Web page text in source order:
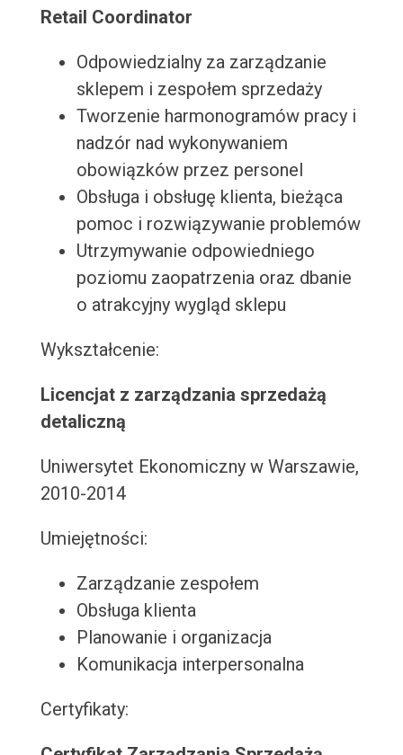
Retail Coordinator
Odpowiedzialny za zarządzanie
sklepem i zespołem sprzedaży
Tworzenie harmonogramów pracy i
nadzór nad wykonywaniem
obowiązków przez personel
Obsługa i obsługę klienta, bieżąca
pomoc i rozwiązywanie problemów
Utrzymywanie odpowiedniego
poziomu zaopatrzenia oraz dbanie
o atrakcyjny wygląd sklepu
Wykształcenie:
Licencjat z zarządzania sprzedażą
detaliczną
Uniwersytet Ekonomiczny w Warszawie,
2010-2014
Umiejętności:
Zarządzanie zespołem
Obsługa klienta
Planowanie i organizacja
Komunikacja interpersonalna
Certyfikaty: